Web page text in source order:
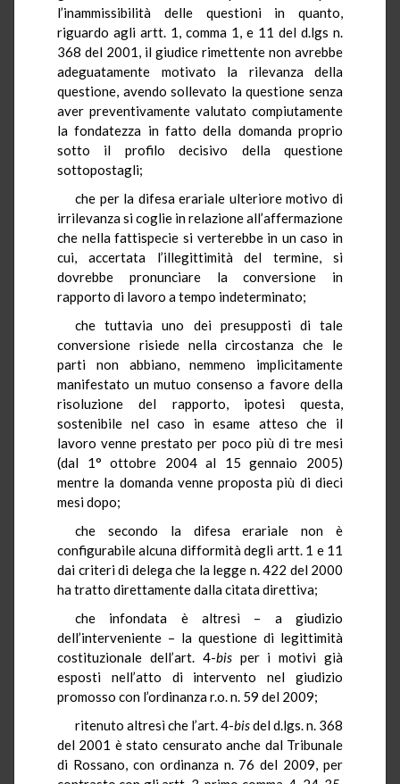
l’inammissibilità delle questioni in quanto,
riguardo agli artt. 1, comma 1, e 11 del d.lgs n.
368 del 2001, il giudice rimettente non avrebbe
adeguatamente motivato la rilevanza della
questione, avendo sollevato la questione senza
aver preventivamente valutato compiutamente
la fondatezza in fatto della domanda proprio
sotto il profilo decisivo della questione
sottopostagli;
che per la difesa erariale ulteriore motivo di
irrilevanza si coglie in relazione all’affermazione
che nella fattispecie si verterebbe in un caso in
cui, accertata l’illegittimità del termine, si
dovrebbe pronunciare la conversione in
rapporto di lavoro a tempo indeterminato;
che tuttavia uno dei presupposti di tale
conversione risiede nella circostanza che le
parti non abbiano, nemmeno implicitamente
manifestato un mutuo consenso a favore della
risoluzione del rapporto, ipotesi questa,
sostenibile nel caso in esame atteso che il
lavoro venne prestato per poco più di tre mesi
(dal 1° ottobre 2004 al 15 gennaio 2005)
mentre la domanda venne proposta più di dieci
mesi dopo;
che secondo la difesa erariale non è
configurabile alcuna difformità degli artt. 1 e 11
dai criteri di delega che la legge n. 422 del 2000
ha tratto direttamente dalla citata direttiva;
che infondata è altresì – a giudizio
dell’interveniente – la questione di legittimità
costituzionale dell’art. 4-bisper i motivi già
esposti nell’atto di intervento nel giudizio
promosso con l’ordinanza r.o. n. 59 del 2009;
ritenuto altresì che l’art. 4-bisdel d.lgs. n. 368
del 2001 è stato censurato anche dal Tribunale
di Rossano, con ordinanza n. 76 del 2009, per